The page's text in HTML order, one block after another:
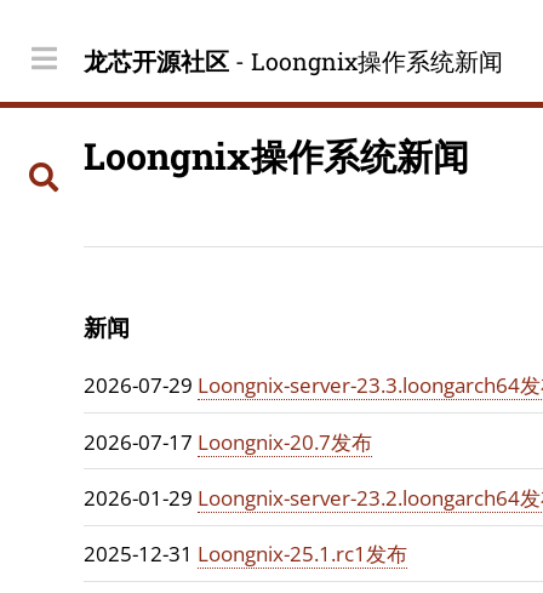
龙芯开源社区 - Loongnix操作系统新闻
Loongnix操作系统新闻
新闻
2026-07-29 Loongnix-server-23.3.loongarch64
2026-07-17 Loongnix-20.7发布
2026-01-29 Loongnix-server-23.2.loongarch64
2025-12-31 Loongnix-25.1.rc1发布